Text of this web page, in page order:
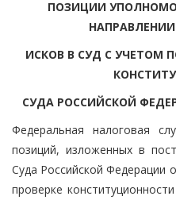
ПОЗИЦИИ
ИСКОВ В СУД С УЧЕТОМ
СУДА РОССИЙСКОЙ
Федеральная налоговая
позиций, изложенных в
Суда Российской Федерации
проверке